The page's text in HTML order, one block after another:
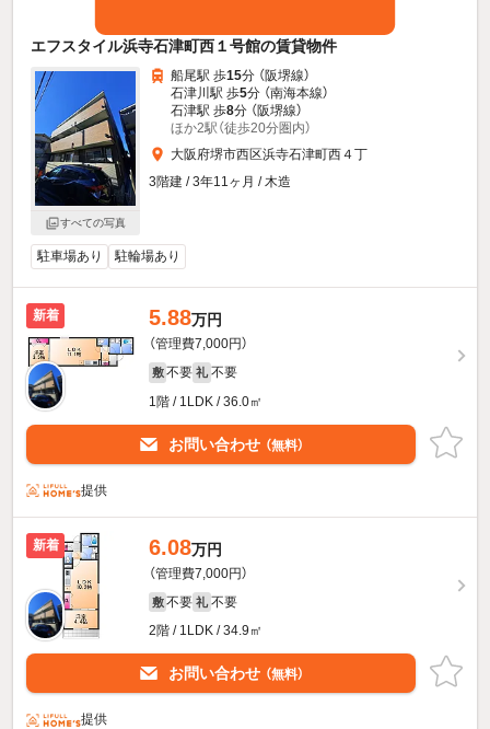
エフスタイル浜寺石津町西１号館の賃貸物件
すべての写真
船尾駅 歩15分 （阪堺線）
石津川駅 歩5分 （南海本線）
石津駅 歩8分 （阪堺線）
ほか2駅（徒歩20分圏内）
大阪府堺市西区浜寺石津町西４丁
3階建 / 3年11ヶ月 / 木造
駐車場あり 駐輪場あり
新着 5.88万円
（管理費7,000円）
敷 不要 礼 不要
1階 / 1LDK / 36.0㎡
お問い合わせ （無料）
提供
新着 6.08万円
（管理費7,000円）
敷 不要 礼 不要
2階 / 1LDK / 34.9㎡
お問い合わせ （無料）
提供